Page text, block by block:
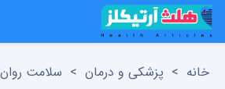
خانه > پزشکی و درمان > سلامت روان